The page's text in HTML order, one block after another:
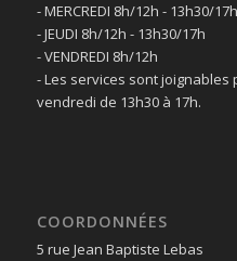
- MERCREDI 8h/12h - 13h30/17h
- JEUDI 8h/12h - 13h30/17h
- VENDREDI 8h/12h
- Les services sont
vendredi de 13h30 à 17h.
COORDONNÉES
5 rue Jean Baptiste Lebas